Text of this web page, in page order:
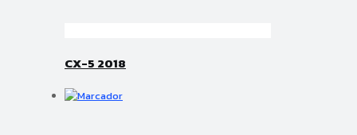
CX-5 2018